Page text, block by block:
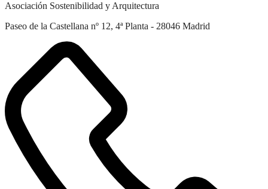
Asociación Sostenibilidad y Arquitectura
Paseo de la Castellana nº 12, 4ª Planta - 28046 Madrid